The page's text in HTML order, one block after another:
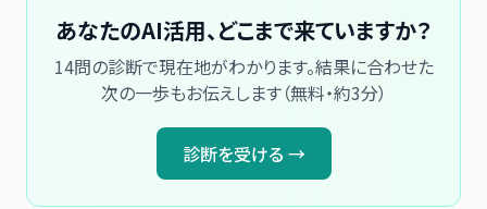
あなたのAI活用、どこまで来ていますか？
14問の診断で現在地がわかります。結果に合わせた
次の一歩もお伝えします（無料・約3分）
診断を受ける →